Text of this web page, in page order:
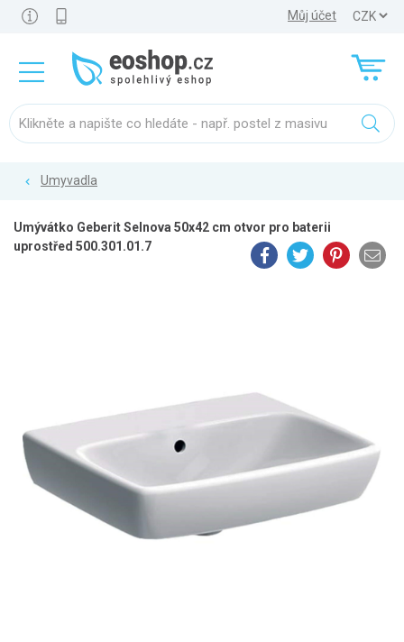
Můj účet
Umyvadla
Umývátko Geberit Selnova 50x42 cm otvor pro baterii
uprostřed 500.301.01.7